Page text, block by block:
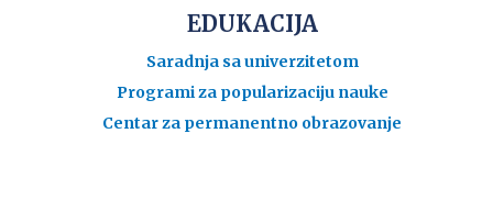
EDUKACIJA
Saradnja sa univerzitetom
Programi za popularizaciju nauke
Centar za permanentno obrazovanje